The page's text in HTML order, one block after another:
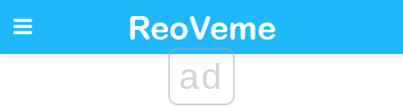
ad